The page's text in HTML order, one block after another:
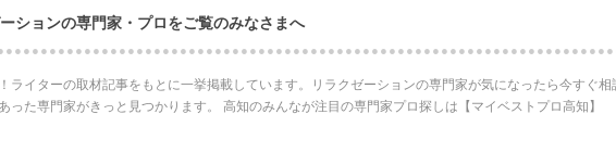
ションの専門家・プロをご覧のみなさまへ
ライターの取材記事をもとに一挙掲載しています。リラクゼーションの専門家が気になったら今すぐ
った専門家がきっと見つかります。 高知のみんなが注目の専門家プロ探しは【マイベストプロ高知】